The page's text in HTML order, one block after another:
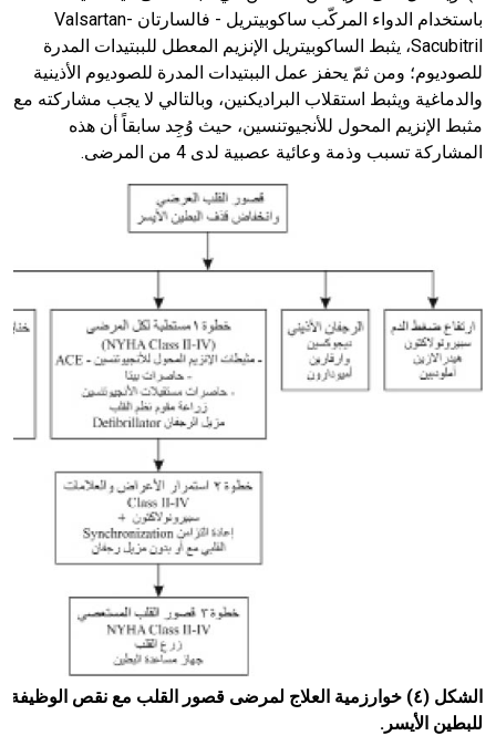
باستخدام الدواء المركّب ساكوبيتريل - فالسارتان Valsartan-
Sacubitril، يثبط الساكوبيتريل الإنزيم المعطل للببتيدات المدرة
للصوديوم؛ ومن ثمّ يحفز عمل الببتيدات المدرة للصوديوم الأذينية
والدماغية ويثبط استقلاب البراديكنين، وبالتالي لا يجب مشاركته مع
مثبط الإنزيم المحول للأنجيوتنسين، حيث وُجِد سابقاً أن هذه
المشاركة تسبب وذمة وعائية عصبية لدى 4 من المرضى.
الشكل (٤) خوارزمية العلاج لمرضى قصور القلب مع نقص الوظيفة
للبطين الأيسر.